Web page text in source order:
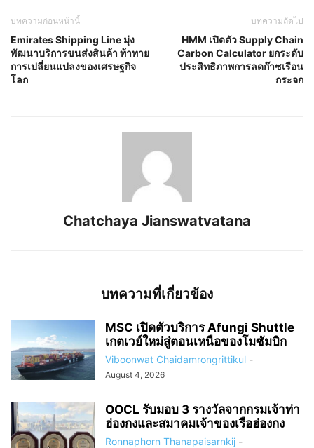
บทความก่อนหน้านี้
Emirates Shipping Line มุ่ง
พัฒนาบริการขนส่งสินค้า ท้าทาย
การเปลี่ยนแปลงของเศรษฐกิจ
โลก
บทความถัดไป
HMM เปิดตัว Supply Chain
Carbon Calculator ยกระดับ
ประสิทธิภาพการลดก๊าซเรือน
กระจก
Chatchaya Jianswatvatana
บทความที่เกี่ยวข้อง
MSC เปิดตัวบริการ Afungi Shuttle
เกตเวย์ใหม่สู่ตอนเหนือของโมซัมบิก
Viboonwat Chaidamrongrittikul -
August 4, 2026
OOCL รับมอบ 3 รางวัลจากกรมเจ้าท่า
ฮ่องกงและสมาคมเจ้าของเรือฮ่องกง
Ronnaphorn Thanapaisarnkij -